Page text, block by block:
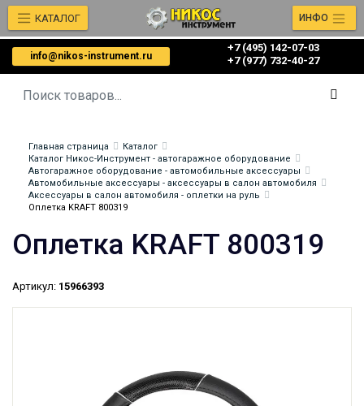
info@nikos-instrument.ru
+7 (495) 142-07-03
‎‎+7 (977) 732-40-27
КАТАЛОГ ИНФО
Главная страница
Каталог
Каталог Никос-Инструмент - автогаражное оборудование
Автогаражное оборудование - автомобильные аксессуары
Автомобильные аксессуары - аксессуары в салон автомобиля
Аксессуары в салон автомобиля - оплетки на руль
Оплетка KRAFT 800319
Оплетка KRAFT 800319
Артикул: 15966393